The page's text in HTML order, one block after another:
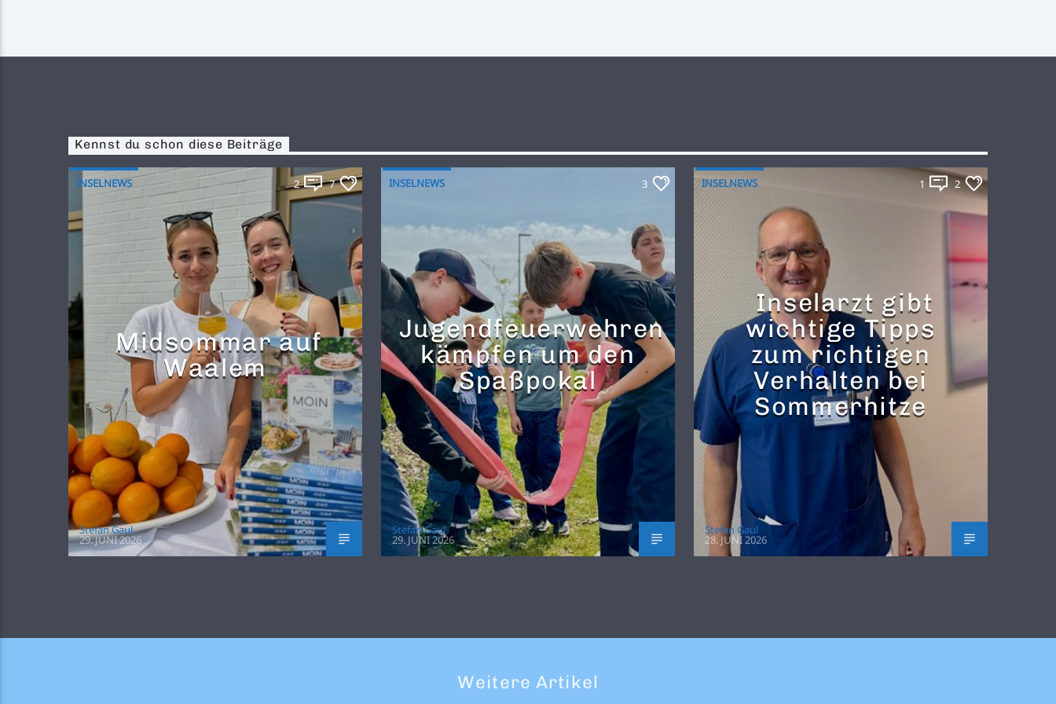
Kennst du schon diese Beiträge
INSELNEWS 2 7
Midsommar auf
Waalem
Stefan Gaul
29. JUNI 2026
INSELNEWS 3
Jugendfeuerwehren
kämpfen um den
Spaßpokal
Stefan Gaul
29. JUNI 2026
INSELNEWS 1 2
Inselarzt gibt
wichtige Tipps
zum richtigen
Verhalten bei
Sommerhitze
Stefan Gaul
28. JUNI 2026
Weitere Artikel